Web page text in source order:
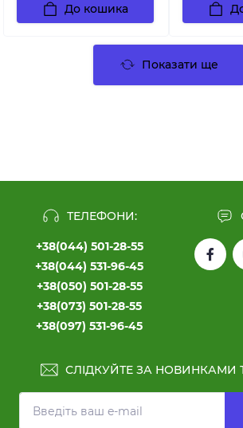
До кошика
Показати ще
ТЕЛЕФОНИ:
+38(044) 501-28-55
+38(044) 531-96-45
+38(050) 501-28-55
+38(073) 501-28-55
+38(097) 531-96-45
СЛІДКУЙТЕ ЗА НОВИНКАМИ